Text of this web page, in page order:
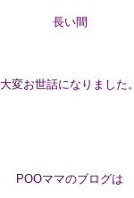
長い間
大変お世話になりました。
POOママのブログは